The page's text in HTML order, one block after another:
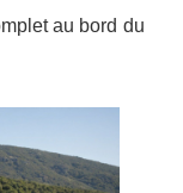
au bord du